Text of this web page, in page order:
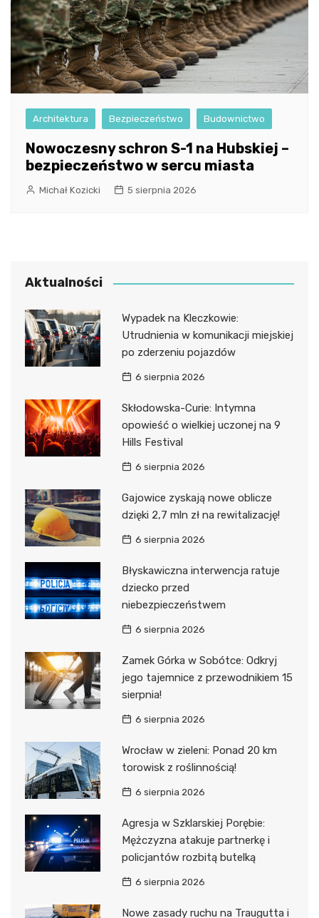
Architektura Bezpieczeństwo Budownictwo
Nowoczesny schron S-1 na Hubskiej –
bezpieczeństwo w sercu miasta
Michał Kozicki 5 sierpnia 2026
Aktualności
Wypadek na Kleczkowie:
Utrudnienia w komunikacji miejskiej
po zderzeniu pojazdów
6 sierpnia 2026
Skłodowska-Curie: Intymna
opowieść o wielkiej uczonej na 9
Hills Festival
6 sierpnia 2026
Gajowice zyskają nowe oblicze
dzięki 2,7 mln zł na rewitalizację!
6 sierpnia 2026
Błyskawiczna interwencja ratuje
dziecko przed
niebezpieczeństwem
6 sierpnia 2026
Zamek Górka w Sobótce: Odkryj
jego tajemnice z przewodnikiem 15
sierpnia!
6 sierpnia 2026
Wrocław w zieleni: Ponad 20 km
torowisk z roślinnością!
6 sierpnia 2026
Agresja w Szklarskiej Porębie:
Mężczyzna atakuje partnerkę i
policjantów rozbitą butelką
6 sierpnia 2026
Nowe zasady ruchu na Traugutta i